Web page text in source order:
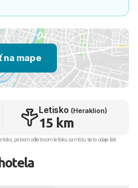
mape
Letisko (Heraklion)
15 km
pri inom odletovom letisku sa môžu tieto údaje líšiť.